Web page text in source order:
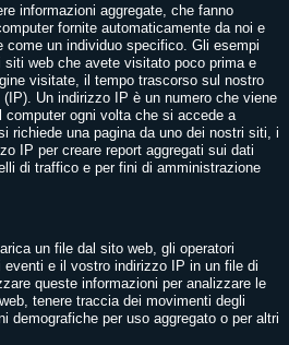
informazioni aggregate, che fanno
fornite automaticamente da noi e
come un individuo specifico. Gli esempi
web che avete visitato poco prima e
visitate, il tempo trascorso sul nostro
Un indirizzo IP è un numero che viene
ogni volta che si accede a
richiede una pagina da uno dei nostri siti, i
IP per creare report aggregati sui dati
di traffico e per fini di amministrazione
un file dal sito web, gli operatori
e il vostro indirizzo IP in un file di
queste informazioni per analizzare le
tenere traccia dei movimenti degli
demografiche per uso aggregato o per altri